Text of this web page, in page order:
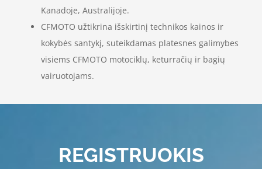
Kanadoje, Australijoje.
CFMOTO užtikrina išskirtinį technikos kainos ir
kokybės santykį, suteikdamas platesnes galimybes
visiems CFMOTO motociklų, keturračių ir bagių
vairuotojams.
REGISTRUOKIS